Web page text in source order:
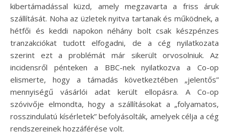
kibertámadással küzd, amely megzavarta a friss áruk
szállítását. Noha az üzletek nyitva tartanak és működnek, a
hétfői és keddi napokon néhány bolt csak készpénzes
tranzakciókat tudott elfogadni, de a cég nyilatkozata
szerint ezt a problémát már sikerült orvosolniuk. Az
incidensről pénteken a BBC-nek nyilatkozva a Co-op
elismerte, hogy a támadás következtében „jelentős”
mennyiségű vásárlói adat került ellopásra. A Co-op
szóvivője elmondta, hogy a szállításokat a „folyamatos,
rosszindulatú kísérletek” befolyásolták, amelyek célja a cég
rendszereinek hozzáférése volt.